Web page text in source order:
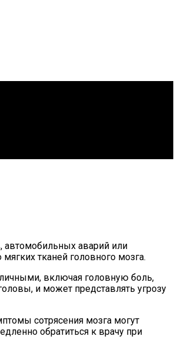
автомобильных аварий или
тканей головного мозга.
включая головную боль,
и может представлять угрозу
сотрясения мозга могут
обратиться к врачу при